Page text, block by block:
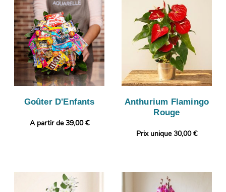
Goûter D'Enfants
A partir de 39,00 €
Anthurium Flamingo
Rouge
Prix unique 30,00 €